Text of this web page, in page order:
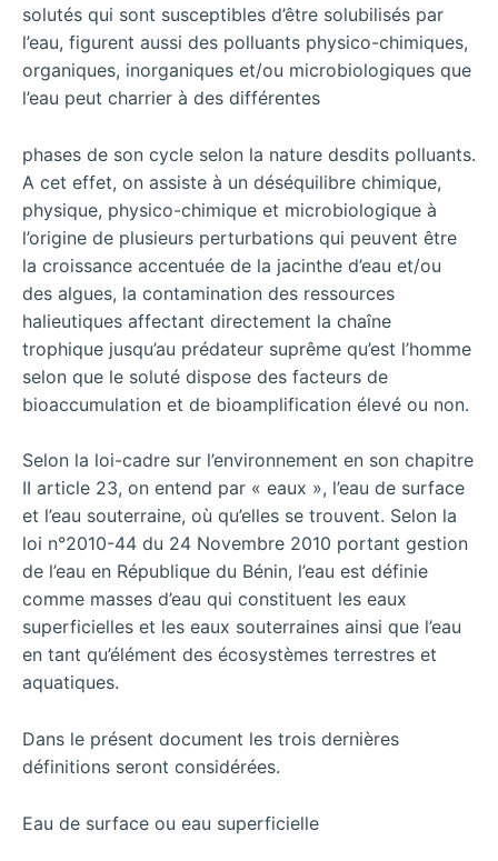
solutés qui sont susceptibles d’être solubilisés par
l’eau, figurent aussi des polluants physico-chimiques,
organiques, inorganiques et/ou microbiologiques que
l’eau peut charrier à des différentes
phases de son cycle selon la nature desdits polluants.
A cet effet, on assiste à un déséquilibre chimique,
physique, physico-chimique et microbiologique à
l’origine de plusieurs perturbations qui peuvent être
la croissance accentuée de la jacinthe d’eau et/ou
des algues, la contamination des ressources
halieutiques affectant directement la chaîne
trophique jusqu’au prédateur suprême qu’est l’homme
selon que le soluté dispose des facteurs de
bioaccumulation et de bioamplification élevé ou non.
Selon la loi-cadre sur l’environnement en son chapitre
II article 23, on entend par « eaux », l’eau de surface
et l’eau souterraine, où qu’elles se trouvent. Selon la
loi n°2010-44 du 24 Novembre 2010 portant gestion
de l’eau en République du Bénin, l’eau est définie
comme masses d’eau qui constituent les eaux
superficielles et les eaux souterraines ainsi que l’eau
en tant qu’élément des écosystèmes terrestres et
aquatiques.
Dans le présent document les trois dernières
définitions seront considérées.
Eau de surface ou eau superficielle